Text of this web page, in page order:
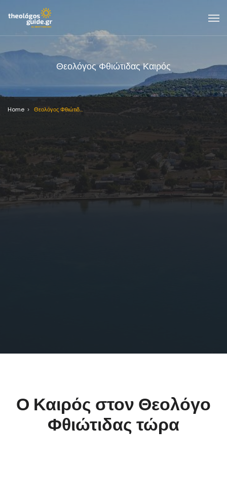
Θεολόγος Φθιώτιδας Καιρός
Home Θεολόγος Φθιώτιδας Καιρός
Ο Καιρός στον Θεολόγο
Φθιώτιδας τώρα